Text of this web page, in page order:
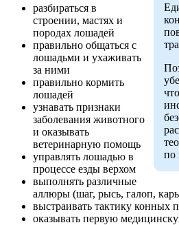
по
разбираться в
строении, мастях и
породах лошадей
правильно общаться с
лошадьми и ухаживать
за ними
правильно кормить
лошадей
узнавать признаки
заболевания животного
и оказывать
ветеринарную помощь
управлять лошадью в
процессе езды верхом
выполнять различные
аллюры (шаг, рысь, галоп,
выстраивать тактику конных
оказывать первую